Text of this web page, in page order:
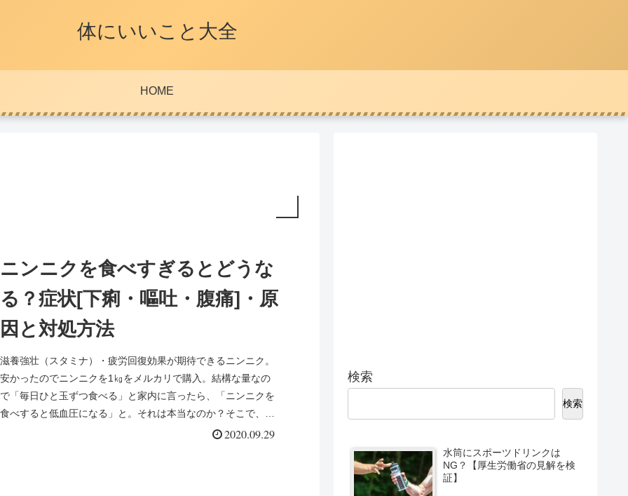
体にいいこと大全
HOME
ニンニクを食べすぎるとどうな
る？症状[下痢・嘔吐・腹痛]・原
因と対処方法
滋養強壮（スタミナ）・疲労回復効果が期待できるニンニク。
安かったのでニンニクを1㎏をメルカリで購入。結構な量なの
で「毎日ひと玉ずつ食べる」と家内に言ったら、「ニンニクを
食べすると低血圧になる」と。それは本当なのか？そこで、ニ
2020.09.29
検索
検索
水筒にスポーツドリンクは
NG？【厚生労働省の見解を検
証】